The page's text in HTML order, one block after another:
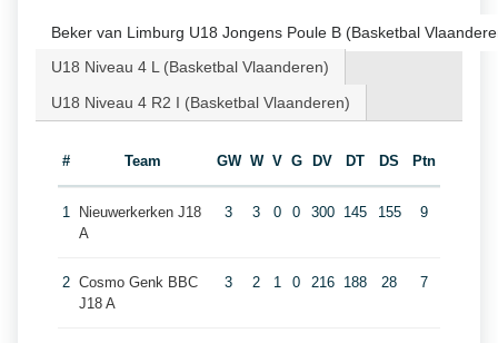
Beker van Limburg U18 Jongens Poule B (Basketbal
U18 Niveau 4 L (Basketbal Vlaanderen)
U18 Niveau 4 R2 I (Basketbal Vlaanderen)
# Team GW W V G DV DT DS Ptn
1
Nieuwerkerken J18
A
3 3 0 0 300 145 155 9
2 Cosmo Genk BBC
J18 A
3 2 1 0 216 188 28 7